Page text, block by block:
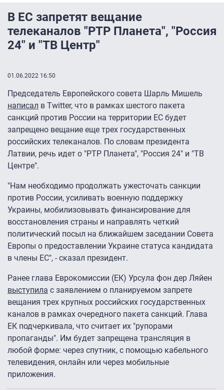
В ЕС запретят вещание
телеканалов "РТР Планета", "Россия
24" и "ТВ Центр"
01.06.2022 16:50
Председатель Европейского совета Шарль Мишель
написал в Twitter, что в рамках шестого пакета
санкций против России на территории ЕС будет
запрещено вещание еще трех государственных
российских телеканалов. По словам президента
Латвии, речь идет о "РТР Планета", "Россия 24" и "ТВ
Центре".
"Нам необходимо продолжать ужесточать санкции
против России, усиливать военную поддержку
Украины, мобилизовывать финансирование для
восстановления страны и направлять четкий
политический посыл на ближайшем заседании Совета
Европы о предоставлении Украине статуса кандидата
в члены ЕС", - сказал президент.
Ранее глава Еврокомиссии (ЕК) Урсула фон дер Ляйен
выступила с заявлением о планируемом запрете
вещания трех крупных российских государственных
каналов в рамках очередного пакета санкций. Глава
ЕК подчеркивала, что считает их "рупорами
пропаганды". Им будет запрещена трансляция в
любой форме: через спутник, с помощью кабельного
телевидения, онлайн или через мобильные
приложения.